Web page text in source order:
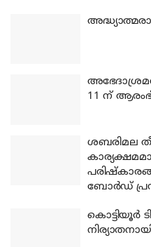
11 ന്
ശബരിമല
ബോര്‍ഡ്
കൊട്ടിയൂര്‍